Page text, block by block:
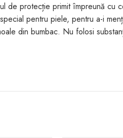
de protecție primit împreună cu
pentru piele, pentru a-i
din bumbac. Nu folosi